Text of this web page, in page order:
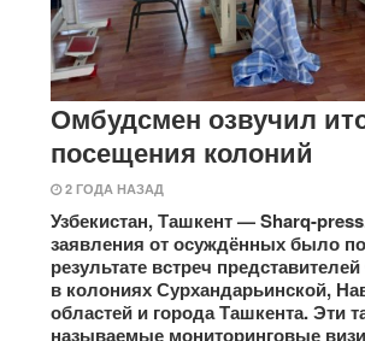
Омбудсмен озвучил
посещения колоний
2 ГОДА НАЗАД
Узбекистан, Ташкент — Sharq-
заявления от осуждённых было
результате встреч
в колониях Сурхандарьинской,
областей и города Ташкента. Эти
называемые мониторинговые